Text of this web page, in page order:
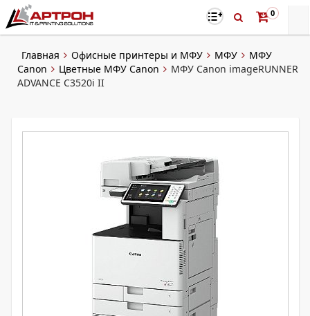
0
Главная Офисные принтеры и МФУ МФУ
МФУ
Canon
Цветные МФУ Canon
МФУ Canon imageRUNNER
ADVANCE C3520i II